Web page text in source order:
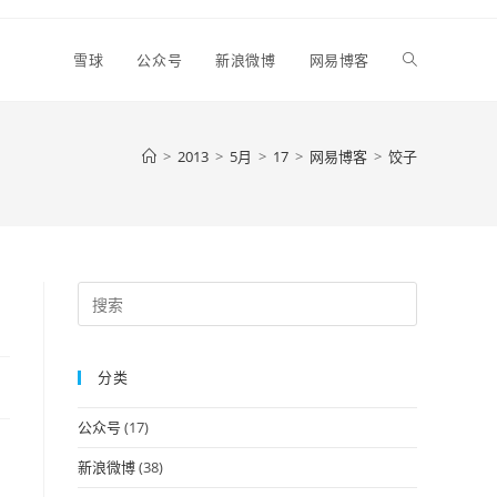
雪球 公众号 新浪微博 网易博客 Toggle
> 2013 > 5月 > 17 > 网易博客 > 饺子
Escape
分类
公众号 (17)
新浪微博(38)